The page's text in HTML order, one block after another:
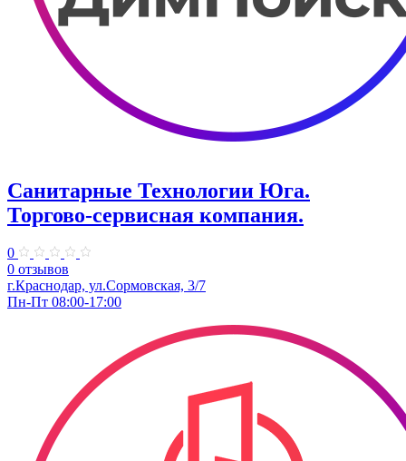
Санитарные Технологии Юга.
Торгово-сервисная компания.
0
0 отзывов
г.Краснодар, ул.Сормовская, 3/7
Пн-Пт 08:00-17:00